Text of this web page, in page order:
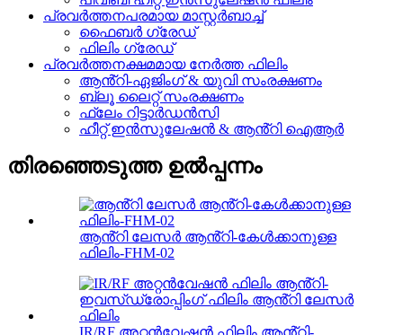
പ്രവർത്തനപരമായ മാസ്റ്റർബാച്ച്
ഫൈബർ ഗ്രേഡ്
ഫിലിം ഗ്രേഡ്
പ്രവർത്തനക്ഷമമായ നേർത്ത ഫിലിം
ആൻ്റി-ഏജിംഗ് & യുവി സംരക്ഷണം
ബ്ലൂ ലൈറ്റ് സംരക്ഷണം
ഫ്ലേം റിട്ടാർഡൻസി
ഹീറ്റ് ഇൻസുലേഷൻ & ആൻ്റി ഐആർ
തിരഞ്ഞെടുത്ത ഉൽപ്പന്നം
ആൻ്റി ലേസർ ആൻ്റി-കേൾക്കാനുള്ള
ഫിലിം-FHM-02